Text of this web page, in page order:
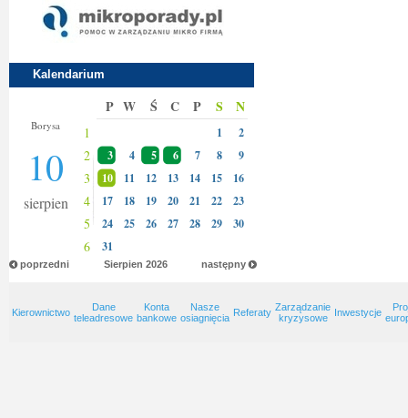
Kalendarium
Borysa
10
sierpien
P W Ś C P S N
1 1 2
2 3 4 5 6 7 8 9
3 10 11 12 13 14 15 16
4 17 18 19 20 21 22 23
5 24 25 26 27 28 29 30
6 31
poprzedni następny
Sierpien 2026
Kierownictwo
Dane
teleadresowe
Konta
bankowe
Nasze
osiagnięcia Referaty Zarządzanie
kryzysowe
Inwestycje